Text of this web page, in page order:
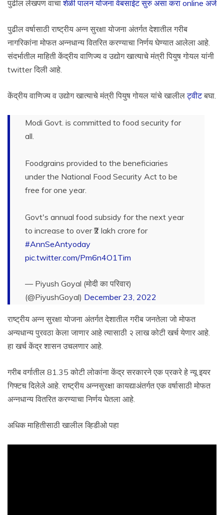
पुढील लेखपण वाचाशेळी पालन योजना वेबसाईट सुरु असा करा online अर्ज
पुढील वर्षासाठी राष्ट्रीय अन्न सुरक्षा योजना अंतर्गत देशातील गरीब
नागरिकांना मोफत अन्नधान्य वितरित करण्याचा निर्णय घेण्यात आलेला आहे.
संदर्भातील माहिती केंद्रीय वाणिज्य व उद्योग खात्याचे मंत्री पियुष गोयल यांनी
twitter दिली आहे.
केंद्रीय वाणिज्य व उद्योग खात्याचे मंत्री पियुष गोयल यांचे खालीलट्वीटबघा.
Modi Govt. is committed to food security for
all.
Foodgrains provided to the beneficiaries
under the National Food Security Act to be
free for one year.
Govt's annual food subsidy for the next year
to increase to over ₹2 lakh crore for
#AnnSeAntyoday
pic.twitter.com/Pm6n4O1Tim
— Piyush Goyal (मोदी का परिवार)
(@PiyushGoyal) December 23, 2022
राष्ट्रीय अन्न सुरक्षा योजना अंतर्गत देशातील गरीब जनतेला जो मोफत
अन्यधान्य पुरवठा केला जाणार आहे त्यासाठी २ लाख कोटी खर्च येणार आहे.
हा खर्च केंद्र शासन उचलणार आहे.
गरीब वर्गातील 81.35 कोटी लोकांना केंद्र सरकारने एक प्रकरे हे न्यू इयर
गिफ्टच दिलेले आहे. राष्ट्रीय अन्नसुरक्षा कायद्याअंतर्गत एक वर्षासाठी मोफत
अन्नधान्य वितरित करण्याचा निर्णय घेतला आहे.
अधिक माहितीसाठी खालील व्हिडीओ पहा